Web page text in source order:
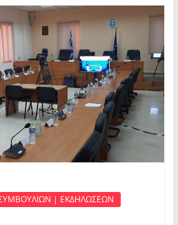
| ΕΚΔΗΛΩΣΕΩΝ